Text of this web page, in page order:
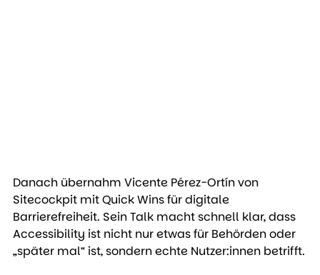
Danach übernahm Vicente Pérez-Ortín von
Sitecockpit mit Quick Wins für digitale
Barrierefreiheit. Sein Talk macht schnell klar, dass
Accessibility ist nicht nur etwas für Behörden oder
„später mal“ ist, sondern echte Nutzer:innen betrifft.